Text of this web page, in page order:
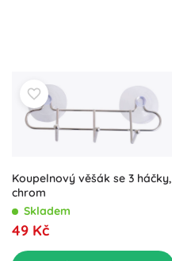
Koupelnový věšák se 3 háčky,
chrom
Skladem
49 Kč